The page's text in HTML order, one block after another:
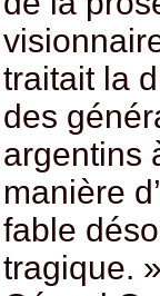
traitait la
des
argentins
manière
fable
tragique.